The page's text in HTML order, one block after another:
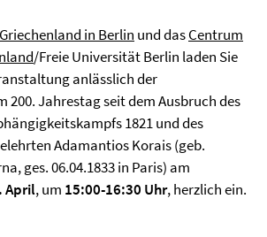
in Berlin und dasCentrum
/Freie Universität Berlin laden Sie
anlässlich der
200. Jahrestag seit dem Ausbruch des
1821 und des
Adamantios Korais (geb.
ges. 06.04.1833 in Paris) am
April, um 15:00-16:30 Uhr, herzlich ein.